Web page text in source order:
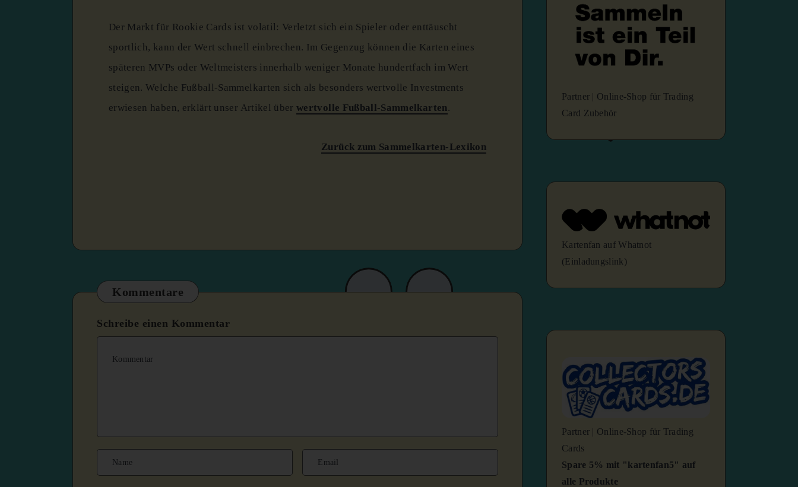
Der Markt für Rookie Cards ist volatil: Verletzt sich ein Spieler oder enttäuscht
sportlich, kann der Wert schnell einbrechen. Im Gegenzug können die Karten eines
späteren MVPs oder Weltmeisters innerhalb weniger Monate hundertfach im Wert
steigen. Welche Fußball-Sammelkarten sich als besonders wertvolle Investments
erwiesen haben, erklärt unser Artikel überwertvolle Fußball-Sammelkarten.
Zurück zum Sammelkarten-Lexikon
Kommentare
Schreibe einen Kommentar
Partner | Online-Shop für Trading
Card Zubehör
Kartenfan auf Whatnot
(Einladungslink)
Partner | Online-Shop für Trading
Cards
Spare 5% mit "kartenfan5" auf
alle Produkte